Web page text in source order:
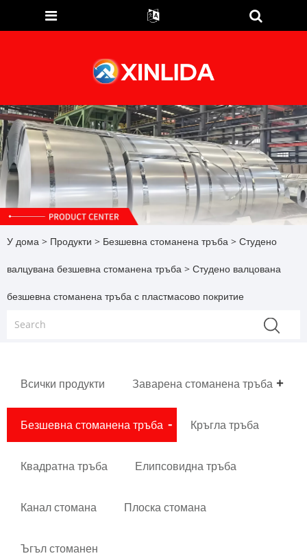
У дома > Продукти > Безшевна стоманена тръба > Студено
валцувана безшевна стоманена тръба > Студено валцована
безшевна стоманена тръба с пластмасово покритие
Всички продукти Заварена стоманена тръба
Безшевна стоманена тръба Кръгла тръба
Квадратна тръба Елипсовидна тръба
Канал стомана Плоска стомана
Ъгъл стоманен